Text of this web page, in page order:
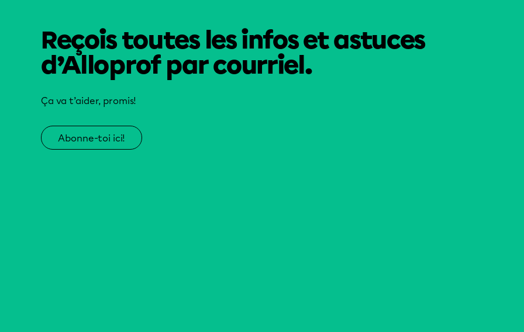
Reçois toutes les infos et astuces
d’Alloprof par courriel.
Ça va t’aider, promis!
Abonne-toi ici!